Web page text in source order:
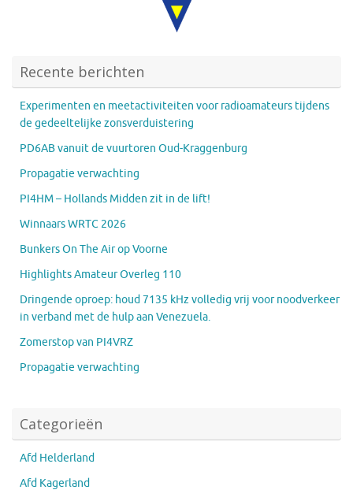
Recente berichten
Experimenten en meetactiviteiten voor radioamateurs tijdens
de gedeeltelijke zonsverduistering
PD6AB vanuit de vuurtoren Oud-Kraggenburg
Propagatie verwachting
PI4HM – Hollands Midden zit in de lift!
Winnaars WRTC 2026
Bunkers On The Air op Voorne
Highlights Amateur Overleg 110
Dringende oproep: houd 7135 kHz volledig vrij voor noodverkeer
in verband met de hulp aan Venezuela.
Zomerstop van PI4VRZ
Propagatie verwachting
Categorieën
Afd Helderland
Afd Kagerland